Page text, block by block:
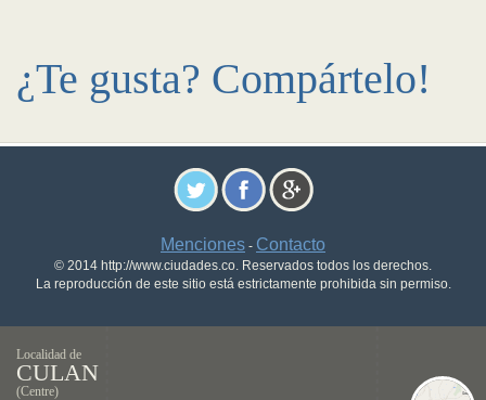
¿Te gusta? Compártelo!
Menciones - Contacto
© 2014 http://www.ciudades.co. Reservados todos los derechos.
La reproducción de este sitio está estrictamente prohibida sin permiso.
Localidad de
CULAN
(Centre)